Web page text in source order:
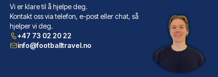
Gran Hotel Inglés - The Leading Hotels of the World
Gran Hotel Inglés - The Leadin...
Vi er klare til å hjelpe deg.
Kontakt oss via telefon, e-post eller chat, så
hjelper vi deg.
+47 73 02 20 22
info@footballtravel.no